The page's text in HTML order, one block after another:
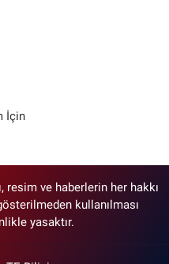
İçin
resim ve haberlerin her hakkı
kullanılması
yasaktır.